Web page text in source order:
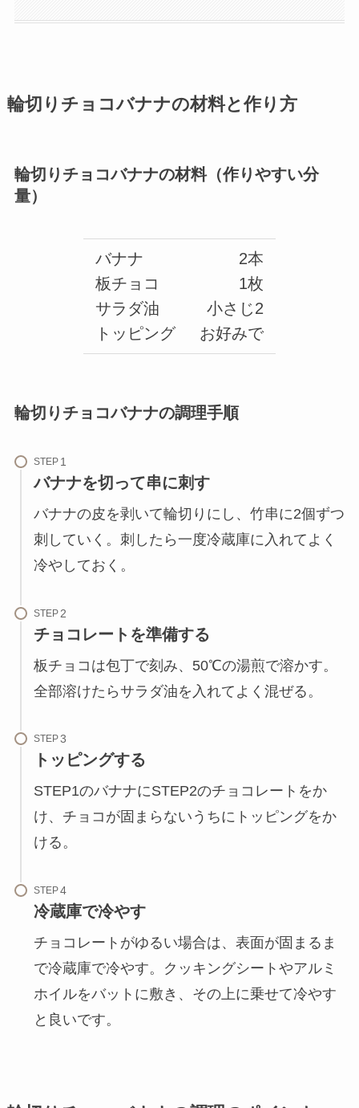
輪切りチョコバナナの材料と作り方
輪切りチョコバナナの材料（作りやすい分
量）
バナナ
板チョコ
サラダ油
トッピング
2本
1枚
小さじ2
お好みで
輪切りチョコバナナの調理手順
STEP
バナナを切って串に刺す
バナナの皮を剥いて輪切りにし、竹串に2個ずつ
刺していく。刺したら一度冷蔵庫に入れてよく
冷やしておく。
STEP
チョコレートを準備する
板チョコは包丁で刻み、50℃の湯煎で溶かす。
全部溶けたらサラダ油を入れてよく混ぜる。
STEP
トッピングする
STEP1のバナナにSTEP2のチョコレートをか
け、チョコが固まらないうちにトッピングをか
ける。
STEP
冷蔵庫で冷やす
チョコレートがゆるい場合は、表面が固まるま
で冷蔵庫で冷やす。クッキングシートやアルミ
ホイルをバットに敷き、その上に乗せて冷やす
と良いです。